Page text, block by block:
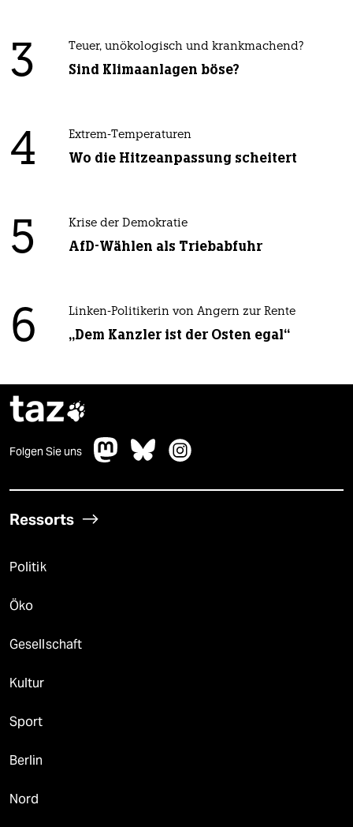
3 Teuer, unökologisch und krankmachend?
Sind Klimaanlagen böse?
4 Extrem-Temperaturen
Wo die Hitzeanpassung scheitert
5 Krise der Demokratie
AfD-Wählen als Triebabfuhr
6 Linken-Politikerin von Angern zur Rente
„Dem Kanzler ist der Osten egal“
taz
Folgen Sie uns
Ressorts
Politik
Öko
Gesellschaft
Kultur
Sport
Berlin
Nord